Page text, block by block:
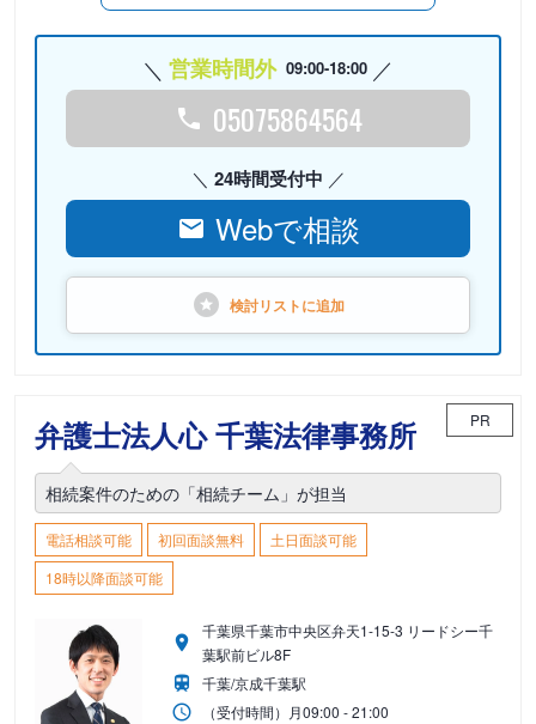
営業時間外 09:00-18:00
05075864564
24時間受付中
Webで相談
検討リストに追加
弁護士法人心 千葉法律事務所 PR
相続案件のための「相続チーム」が担当
電話相談可能 初回面談無料
土日面談可能
18時以降面談可能
千葉県千葉市中央区弁天1-15-3 リードシー千
葉駅前ビル8F
千葉/京成千葉駅
（受付時間） 月09:00 - 21:00